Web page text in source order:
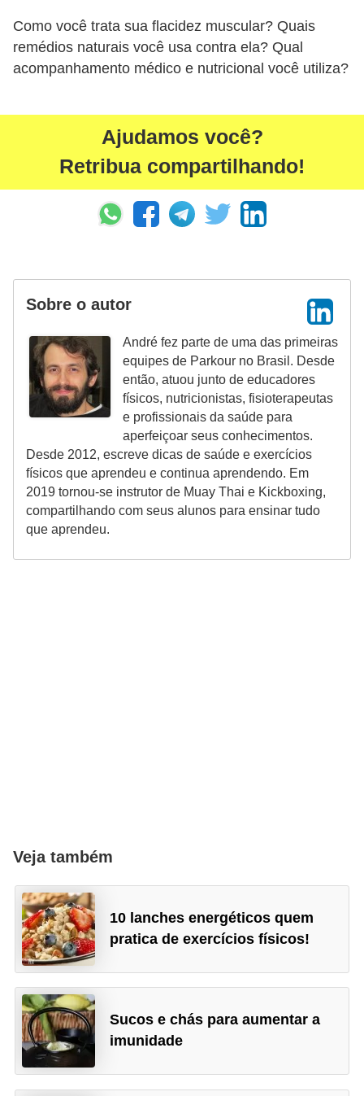
Como você trata sua flacidez muscular? Quais
remédios naturais você usa contra ela? Qual
acompanhamento médico e nutricional você utiliza?
Ajudamos você?
Retribua compartilhando!
Sobre o autor
André fez parte de uma das primeiras
equipes de Parkour no Brasil. Desde
então, atuou junto de educadores
físicos, nutricionistas, fisioterapeutas
e profissionais da saúde para
aperfeiçoar seus conhecimentos.
Desde 2012, escreve dicas de saúde e exercícios
físicos que aprendeu e continua aprendendo. Em
2019 tornou-se instrutor de Muay Thai e Kickboxing,
compartilhando com seus alunos para ensinar tudo
que aprendeu.
Veja também
10 lanches energéticos quem
pratica de exercícios físicos!
Sucos e chás para aumentar a
imunidade